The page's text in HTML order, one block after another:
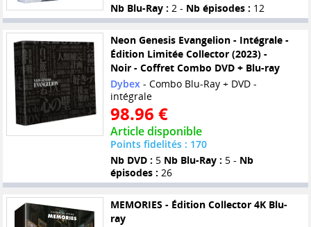
Nb Blu-Ray : 2 - Nb épisodes : 12
Neon Genesis Evangelion - Intégrale -
Édition Limitée Collector (2023) -
Noir - Coffret Combo DVD + Blu-ray
Dybex- Combo Blu-Ray + DVD -
intégrale
98.96 €
Article disponible
Points fidelités : 170
Nb DVD : 5 Nb Blu-Ray : 5 - Nb
épisodes : 26
MEMORIES - Édition Collector 4K Blu-
ray